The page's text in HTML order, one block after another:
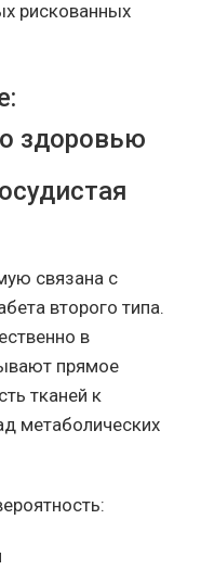
рискованных
здоровью
связана с
второго типа.
в
прямое
тканей к
метаболических